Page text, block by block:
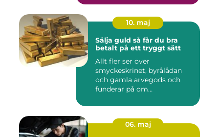
10. maj
Sälja guld så får du bra
betalt på ett tryggt sätt
Allt fler ser över
smyckeskrinet, byrålådan
och gamla arvegods och
funderar på om
06. maj